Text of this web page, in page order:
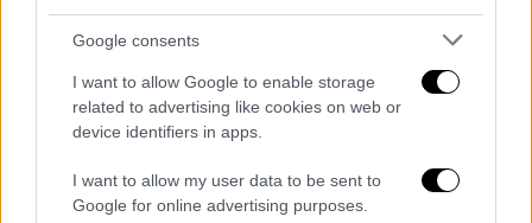
Google consents
I want to allow Google to enable storage
related to advertising like cookies on web or
device identifiers in apps.
I want to allow my user data to be sent to
Google for online advertising purposes.